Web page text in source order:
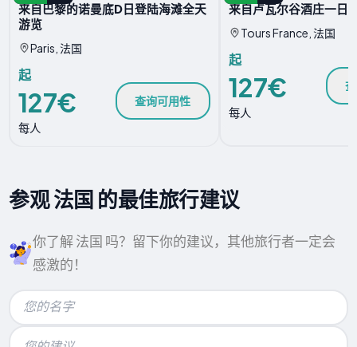
来自巴黎的诺曼底D日登陆海滩全天
游览
Paris, 法国
起
127€
每人
查询可用性
来自卢瓦尔谷酒庄一日
Tours France, 法国
起
127€
每人
参观 法国 的最佳旅行建议
你了解 法国 吗？留下你的建议，其他旅行者一定会
感激的！